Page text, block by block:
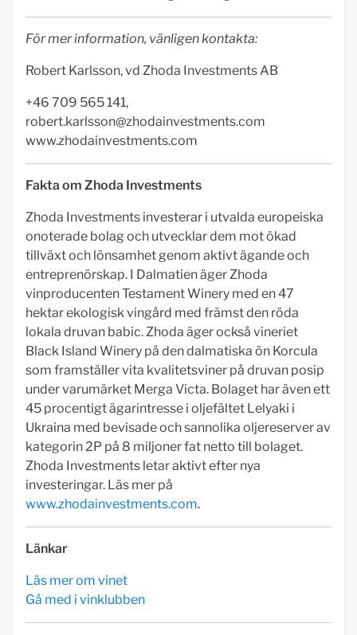
För mer information, vänligen kontakta:
Robert Karlsson, vd Zhoda Investments AB
+46 709 565 141,
robert.karlsson@zhodainvestments.com
www.zhodainvestments.com
Fakta om Zhoda Investments
Zhoda Investments investerar i utvalda europeiska
onoterade bolag och utvecklar dem mot ökad
tillväxt och lönsamhet genom aktivt ägande och
entreprenörskap. I Dalmatien äger Zhoda
vinproducenten Testament Winery med en 47
hektar ekologisk vingård med främst den röda
lokala druvan babic. Zhoda äger också vineriet
Black Island Winery på den dalmatiska ön Korcula
som framställer vita kvalitetsviner på druvan posip
under varumärket Merga Victa. Bolaget har även ett
45 procentigt ägarintresse i oljefältet Lelyaki i
Ukraina med bevisade och sannolika oljereserver av
kategorin 2P på 8 miljoner fat netto till bolaget.
Zhoda Investments letar aktivt efter nya
investeringar. Läs mer på
www.zhodainvestments.com.
Länkar
Läs mer om vinet
Gå med i vinklubben